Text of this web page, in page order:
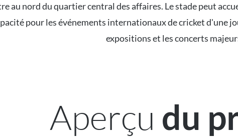
au nord du quartier central des affaires. Le stade peut
pour les événements internationaux de cricket d'une
expositions et les concerts
Aperçu du